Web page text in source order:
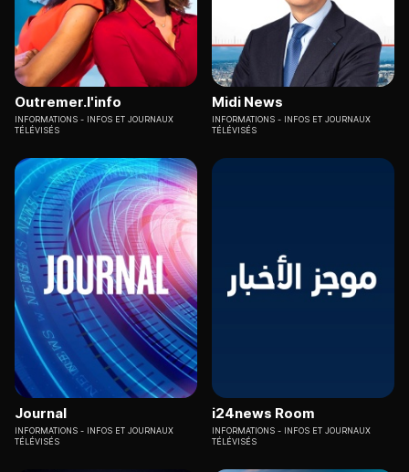
Outremer.l'info
INFORMATIONS
INFOS ET JOURNAUX
TÉLÉVISÉS
Midi News
INFORMATIONS
INFOS ET JOURNAUX
TÉLÉVISÉS
Journal
INFORMATIONS
INFOS ET JOURNAUX
TÉLÉVISÉS
i24news Room
INFORMATIONS
INFOS ET JOURNAUX
TÉLÉVISÉS